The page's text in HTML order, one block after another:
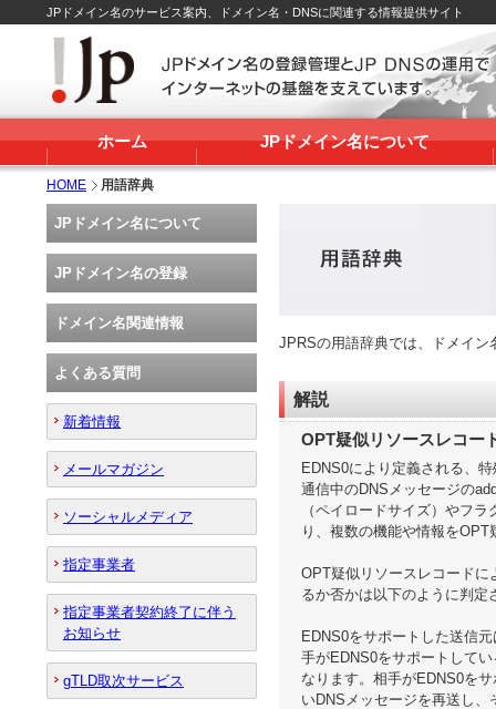
JPドメイン名のサービス案内、ドメイン名・DNSに関連する情報提供サイト
ホーム JPドメイン名について
HOME 用語辞典
JPRSの用語辞典では、ドメイ
解説
OPT疑似リソースレコー
EDNS0により定義される、
通信中のDNSメッセージの
（ペイロードサイズ）やフ
り、複数の機能や情報を
OPT疑似リソースレコードに
るか否かは以下のように判定
EDNS0をサポートした送信
手がEDNS0をサポートして
なります。相手がEDNS0を
いDNSメッセージを再送し
JPドメイン名について
JPドメイン名の登録
ドメイン名関連情報
よくある質問
新着情報
メールマガジン
ソーシャルメディア
指定事業者
指定事業者契約終了に伴う
お知らせ
gTLD取次サービス